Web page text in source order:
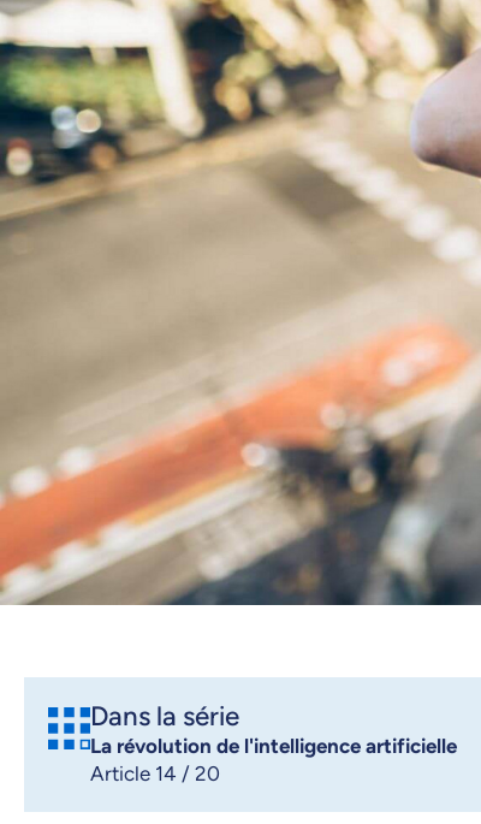
Dans la série
La révolution de l'intelligence artificielle
Article 14 / 20